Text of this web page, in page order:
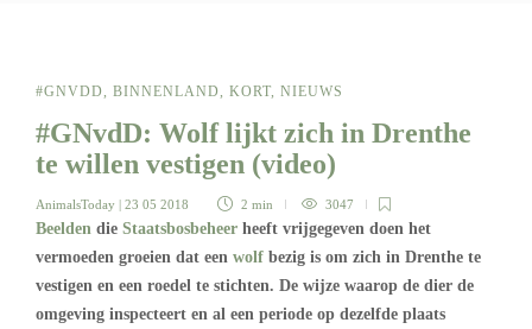
#GNVDD, BINNENLAND, KORT, NIEUWS
#GNvdD: Wolf lijkt zich in Drenthe
te willen vestigen (video)
AnimalsToday | 23 05 2018 2 min 3047
Beelden die Staatsbosbeheer heeft vrijgegeven doen het
vermoeden groeien dat een wolf bezig is om zich in Drenthe te
vestigen en een roedel te stichten. De wijze waarop de dier de
omgeving inspecteert en al een periode op dezelfde plaats